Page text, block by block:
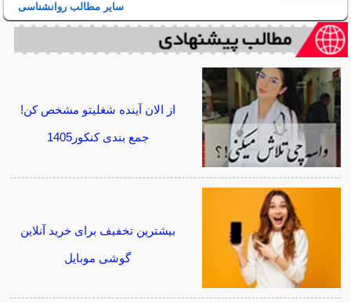
سایر مطالب روانشناسی
از الان آینده شغلیتو مشخص کن!
جمع بندی کنکور1405
بیشترین تخفیف برای خرید آنلاین
گوشی موبایل